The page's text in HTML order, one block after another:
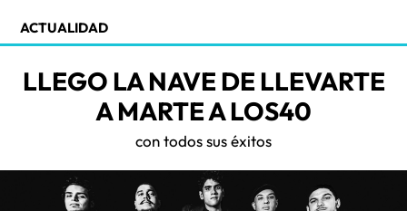
ACTUALIDAD
LLEGO LA NAVE DE LLEVARTE
A MARTE A LOS40
con todos sus éxitos